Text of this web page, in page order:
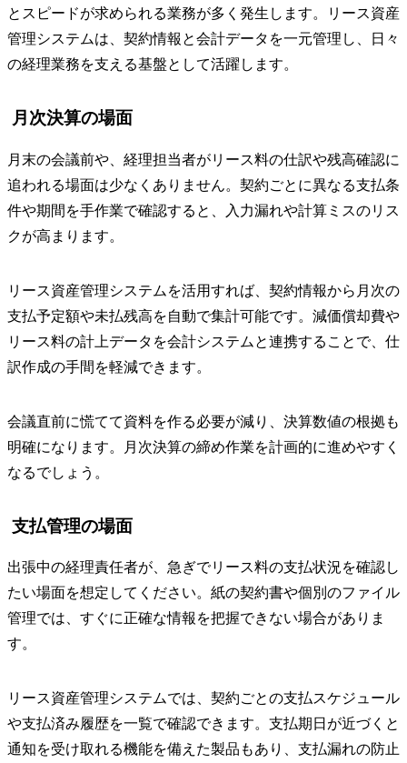
とスピードが求められる業務が多く発生します。リース資産
管理システムは、契約情報と会計データを一元管理し、日々
の経理業務を支える基盤として活躍します。
月次決算の場面
月末の会議前や、経理担当者がリース料の仕訳や残高確認に
追われる場面は少なくありません。契約ごとに異なる支払条
件や期間を手作業で確認すると、入力漏れや計算ミスのリス
クが高まります。
リース資産管理システムを活用すれば、契約情報から月次の
支払予定額や未払残高を自動で集計可能です。減価償却費や
リース料の計上データを会計システムと連携することで、仕
訳作成の手間を軽減できます。
会議直前に慌てて資料を作る必要が減り、決算数値の根拠も
明確になります。月次決算の締め作業を計画的に進めやすく
なるでしょう。
支払管理の場面
出張中の経理責任者が、急ぎでリース料の支払状況を確認し
たい場面を想定してください。紙の契約書や個別のファイル
管理では、すぐに正確な情報を把握できない場合がありま
す。
リース資産管理システムでは、契約ごとの支払スケジュール
や支払済み履歴を一覧で確認できます。支払期日が近づくと
通知を受け取れる機能を備えた製品もあり、支払漏れの防止